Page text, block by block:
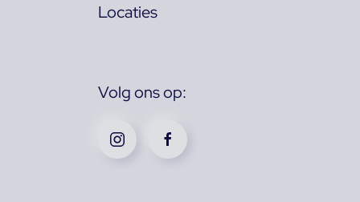
Locaties
Volg ons op: